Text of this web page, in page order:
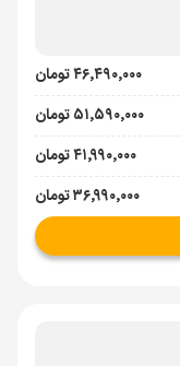
۴۶٬۴۹۰٬۰۰۰ تومان
۵۱٬۵۹۰٬۰۰۰ تومان
۴۱٬۹۹۰٬۰۰۰ تومان
۳۶٬۹۹۰٬۰۰۰ تومان